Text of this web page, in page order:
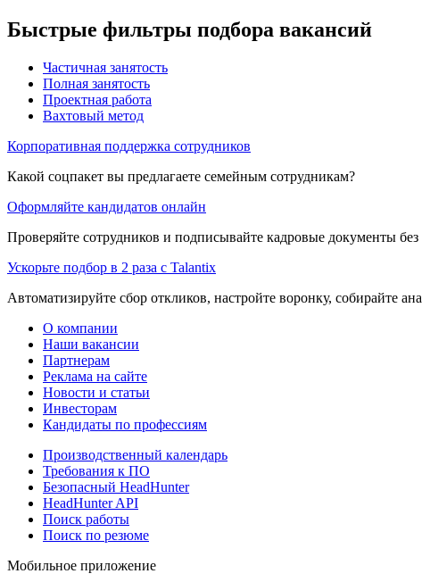
Быстрые фильтры подбора вакансий
Частичная занятость
Полная занятость
Проектная работа
Вахтовый метод
Корпоративная поддержка сотрудников
Какой соцпакет вы предлагаете семейным сотрудникам?
Оформляйте кандидатов онлайн
Проверяйте сотрудников и подписывайте кадровые документы
Ускорьте подбор в 2 раза с Talantix
Автоматизируйте сбор откликов, настройте воронку, собирайте
О компании
Наши вакансии
Партнерам
Реклама на сайте
Новости и статьи
Инвесторам
Кандидаты по профессиям
Производственный календарь
Требования к ПО
Безопасный HeadHunter
HeadHunter API
Поиск работы
Поиск по резюме
Мобильное приложение